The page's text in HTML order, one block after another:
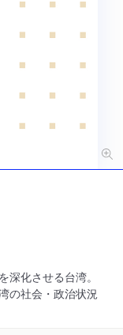
化させる台湾。
の社会・政治状況